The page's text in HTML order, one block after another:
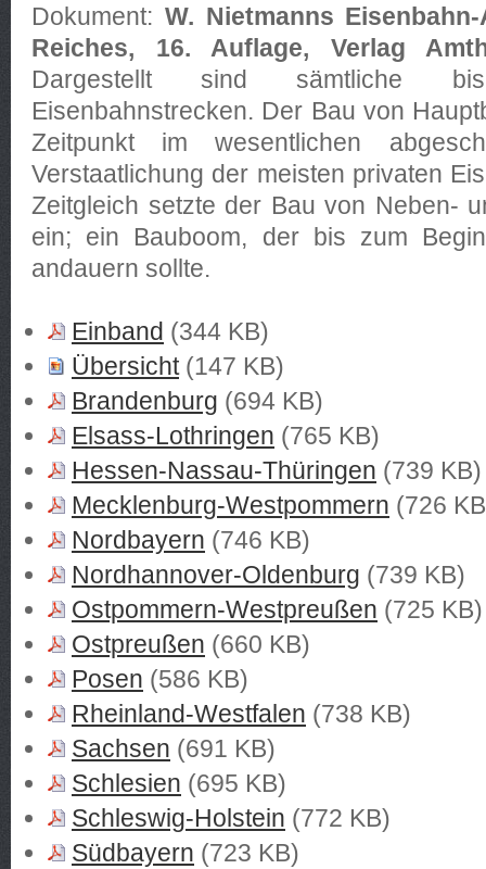
Dokument: W. Nietmanns
Reiches, 16. Auflage, Verlag
Dargestellt sind sämtliche
Eisenbahnstrecken. Der Bau von
Zeitpunkt im wesentlichen
Verstaatlichung der meisten privaten
Zeitgleich setzte der Bau von Neben-
ein; ein Bauboom, der bis zum
andauern sollte.
Einband (344 KB)
Übersicht(147 KB)
Brandenburg (694 KB)
Elsass-Lothringen (765 KB)
Hessen-Nassau-Thüringen (739 KB)
Mecklenburg-Westpommern (726
Nordbayern (746 KB)
Nordhannover-Oldenburg (739 KB)
Ostpommern-Westpreußen (725 KB)
Ostpreußen (660 KB)
Posen (586 KB)
Rheinland-Westfalen (738 KB)
Sachsen (691 KB)
Schlesien (695 KB)
Schleswig-Holstein (772 KB)
Südbayern (723 KB)